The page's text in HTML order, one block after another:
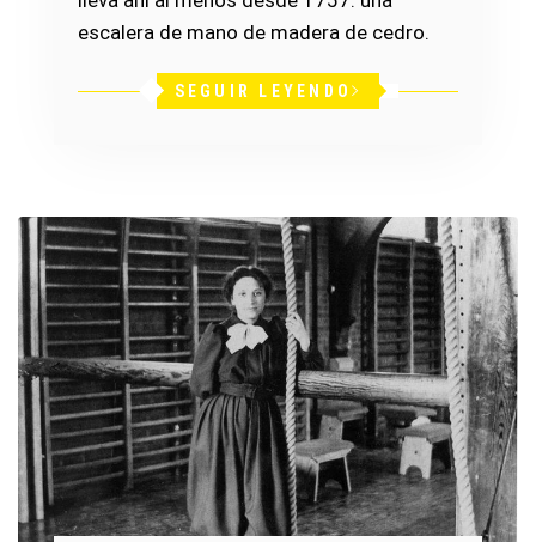
escalera de mano de madera de cedro.
SEGUIR LEYENDO